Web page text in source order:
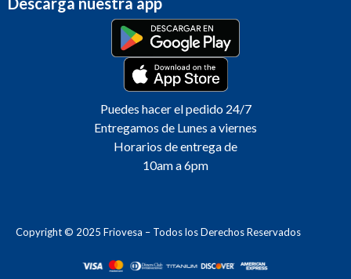
Puedes hacer el pedido 24/7
Entregamos de Lunes a viernes
Horarios de entrega de
10am a 6pm
Copyright © 2025 Friovesa – Todos los Derechos Reservados